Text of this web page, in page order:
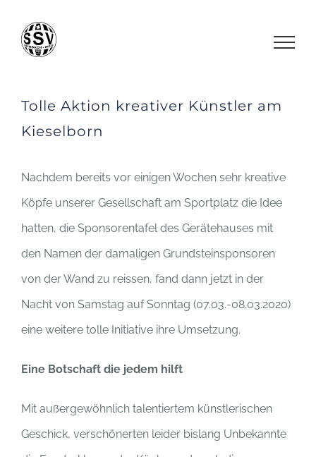
Inhalt
Tolle Aktion kreativer Künstler am
Kieselborn
Nachdem bereits vor einigen Wochen sehr kreative
Köpfe unserer Gesellschaft am Sportplatz die Idee
hatten, die Sponsorentafel des Gerätehauses mit
den Namen der damaligen Grundsteinsponsoren
von der Wand zu reissen, fand dann jetzt in der
Nacht von Samstag auf Sonntag (07.03.-08.03.2020)
eine weitere tolle Initiative ihre Umsetzung.
Eine Botschaft die jedem hilft
Mit außergewöhnlich talentiertem künstlerischen
Geschick, verschönerten leider bislang Unbekannte